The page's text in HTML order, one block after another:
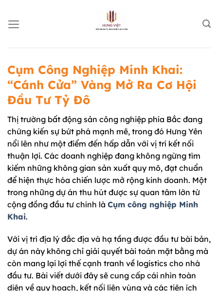
đến
nội
Cụm Công Nghiệp Minh Khai:
“Cánh Cửa” Vàng Mở Ra Cơ Hội
Đầu Tư Tỷ Đô
Thị trường bất động sản công nghiệp phía Bắc đang
chứng kiến sự bứt phá mạnh mẽ, trong đó Hưng Yên
nổi lên như một điểm đến hấp dẫn với vị trí kết nối
thuận lợi. Các doanh nghiệp đang không ngừng tìm
kiếm những không gian sản xuất quy mô, đạt chuẩn
để hiện thực hóa chiến lược mở rộng kinh doanh. Một
trong những dự án thu hút được sự quan tâm lớn từ
cộng đồng đầu tư chính là Cụm công nghiệp Minh
Khai.
Với vị trí địa lý đắc địa và hạ tầng được đầu tư bài bản,
dự án này không chỉ giải quyết bài toán mặt bằng mà
còn mang lại lợi thế cạnh tranh về logistics cho nhà
đầu tư. Bài viết dưới đây sẽ cung cấp cái nhìn toàn
diện về quy hoạch, kết nối liên vùng và các tiện ích